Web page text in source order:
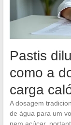
Pastis
como a
carga
A dosagem
de água para um